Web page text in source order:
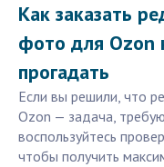
Как заказать
фото для Ozon
прогадать
Если вы решили, что
Ozon — задача,
воспользуйтесь
чтобы получить